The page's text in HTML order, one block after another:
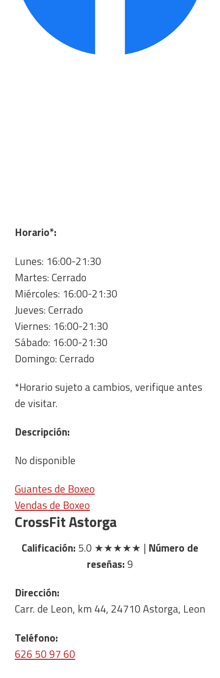
Horario*:
Lunes: 16:00-21:30
Martes: Cerrado
Miércoles: 16:00-21:30
Jueves: Cerrado
Viernes: 16:00-21:30
Sábado: 16:00-21:30
Domingo: Cerrado
*Horario sujeto a cambios, verifique antes
de visitar.
Descripción:
No disponible
Guantes de Boxeo
Vendas de Boxeo
CrossFit Astorga
Calificación: 5.0 ★★★★★ | Número de
reseñas: 9
Dirección:
Carr. de Leon, km 44, 24710 Astorga, Leon
Teléfono:
626 50 97 60